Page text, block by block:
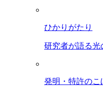
ひかりがたり
研究者が語る光
発明・特許のこ